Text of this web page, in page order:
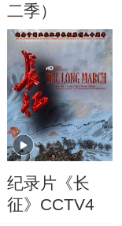
二季）
纪录片《长
征》CCTV4